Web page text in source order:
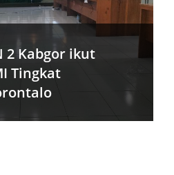
2 Kabgor ikut
Tingkat